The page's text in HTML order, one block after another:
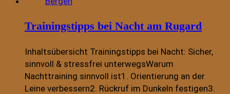
Trainingstipps bei Nacht am Rugard
Inhaltsübersicht Trainingstipps bei Nacht: Sicher,
sinnvoll & stressfrei unterwegsWarum
Nachttraining sinnvoll ist1. Orientierung an der
Leine verbessern2. Rückruf im Dunkeln festigen3.